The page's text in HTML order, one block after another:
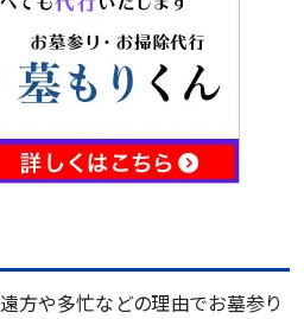
方や多忙などの理由でお墓参り